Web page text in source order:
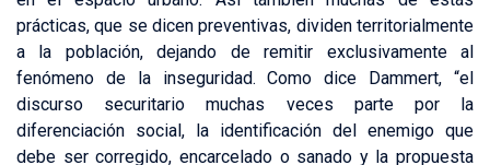
prácticas, que se dicen preventivas, dividen territorialmente
a la población, dejando de remitir exclusivamente al
fenómeno de la inseguridad. Como dice Dammert, “el
discurso securitario muchas veces parte por la
diferenciación social, la identificación del enemigo que
debe ser corregido, encarcelado o sanado y la propuesta